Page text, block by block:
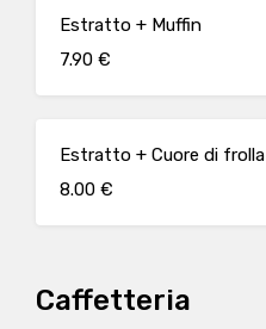
Estratto + Muffin
7.90 €
Estratto + Cuore di frolla
8.00 €
Caffetteria